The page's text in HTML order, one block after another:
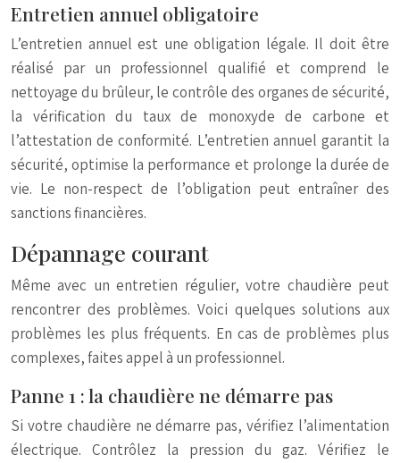
Entretien annuel obligatoire
L’entretien annuel est une obligation légale. Il doit être
réalisé par un professionnel qualifié et comprend le
nettoyage du brûleur, le contrôle des organes de sécurité,
la vérification du taux de monoxyde de carbone et
l’attestation de conformité. L’entretien annuel garantit la
sécurité, optimise la performance et prolonge la durée de
vie. Le non-respect de l’obligation peut entraîner des
sanctions financières.
Dépannage courant
Même avec un entretien régulier, votre chaudière peut
rencontrer des problèmes. Voici quelques solutions aux
problèmes les plus fréquents. En cas de problèmes plus
complexes, faites appel à un professionnel.
Panne 1 : la chaudière ne démarre pas
Si votre chaudière ne démarre pas, vérifiez l’alimentation
électrique. Contrôlez la pression du gaz. Vérifiez le